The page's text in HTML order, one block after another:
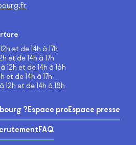
et de 14h à 17h
et de 14h à 17h
12h et de 14h à 16h
et de 14h à 17h
12h et de 14h à 18h
?Espace proEspace presse
FAQ